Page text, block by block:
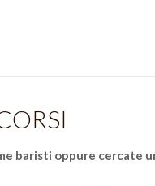
baristi oppure cercate